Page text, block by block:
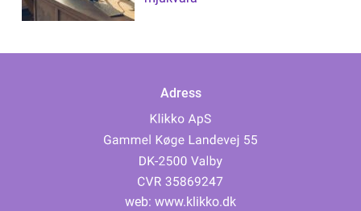
Adress
web: www.klikko.dk